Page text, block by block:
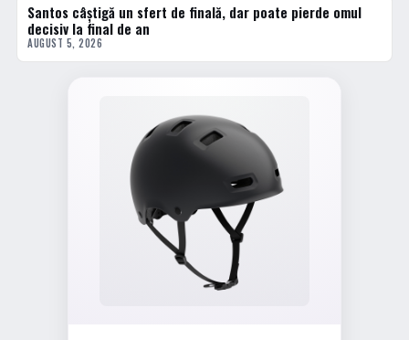
3 · TOP
Santos câștigă un sfert de finală, dar poate pierde omul
decisiv la final de an
AUGUST 5, 2026